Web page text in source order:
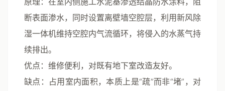
断表面渗水，同时设置离壁墙空腔层，利用新风除
湿一体机维持空腔内气流循环，将侵入的水蒸气持
续排出。
优点 ：维修便利，对既有地下室改造友好。
缺点 ：占用室内面积，本质上是“疏”而非“堵”，对